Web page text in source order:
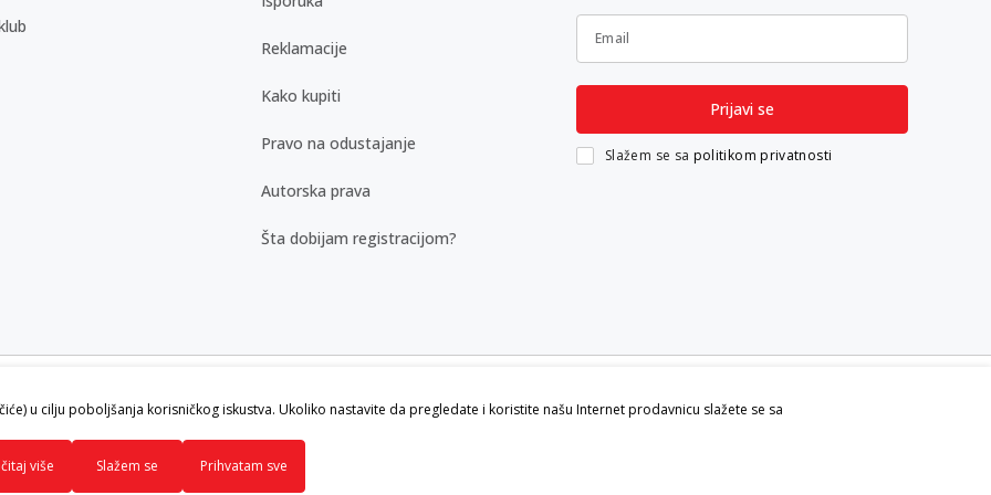
Reklamacije
Kako kupiti
Pravo na odustajanje
Autorska prava
Šta dobijam registracijom?
Email
Prijavi se
Slažem se sa politikom privatnosti
slika i samih cena, ali ne možemo
artikli prikazani na sajtu su deo naše
zadržana.
u cilju poboljšanja korisničkog iskustva. Ukoliko nastavite da pregledate i koristite našu Internet prodavnicu slažete se sa
više Slažem se Prihvatam sve